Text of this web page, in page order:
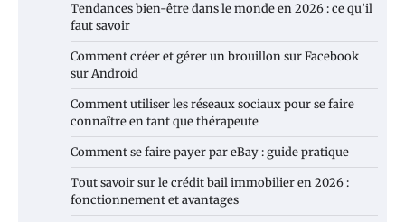
Tendances bien-être dans le monde en 2026 : ce qu’il
faut savoir
Comment créer et gérer un brouillon sur Facebook
sur Android
Comment utiliser les réseaux sociaux pour se faire
connaître en tant que thérapeute
Comment se faire payer par eBay : guide pratique
Tout savoir sur le crédit bail immobilier en 2026 :
fonctionnement et avantages